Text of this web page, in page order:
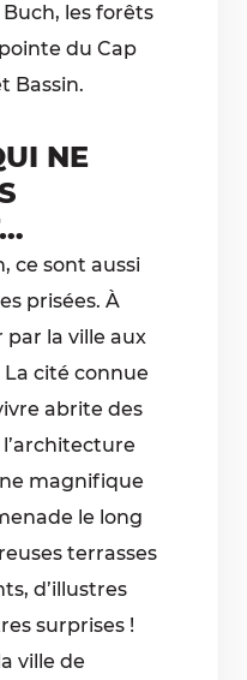
les forêts
du Cap
Bassin.
NE
ce sont aussi
prisées. À
la ville aux
La cité connue
abrite des
magnifique
le long
terrasses
d’illustres
surprises !
ville de